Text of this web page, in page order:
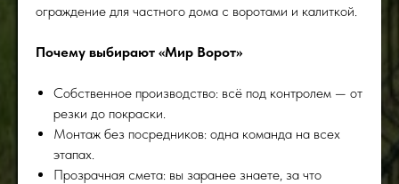
ограждение для частного дома с воротами и калиткой.
Почему выбирают «Мир Ворот»
Собственное производство: всё под контролем — от
резки до покраски.
Монтаж без посредников: одна команда на всех
этапах.
Прозрачная смета: вы заранее знаете, за что